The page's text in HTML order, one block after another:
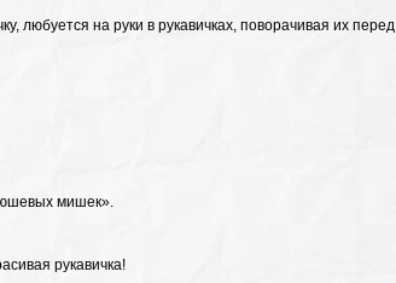
любуется на руки в рукавичках, поворачивая их перед
мишек».
рукавичка!